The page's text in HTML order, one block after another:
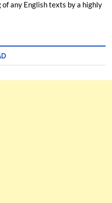
any English texts by a highly